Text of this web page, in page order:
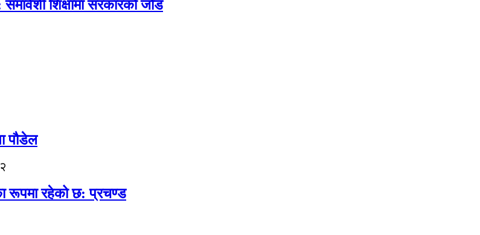
शिक्षामा सरकारको जोड
पौडेल
२
रूपमा रहेको छ: प्रचण्ड